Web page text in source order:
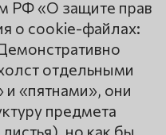
РФ «О защите прав
о cookie-файлах:
отдельными
«пятнами», они
предмета
но как бы